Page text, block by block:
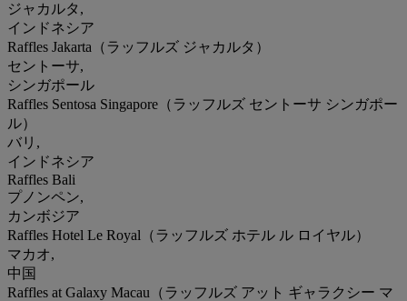
ジャカルタ,
インドネシア
Raffles Jakarta（ラッフルズ ジャカルタ）
セントーサ,
シンガポール
Raffles Sentosa Singapore（ラッフルズ セントーサ シンガポー
ル）
バリ,
インドネシア
Raffles Bali
プノンペン,
カンボジア
Raffles Hotel Le Royal（ラッフルズ ホテル ル ロイヤル）
マカオ,
中国
Raffles at Galaxy Macau（ラッフルズ アット ギャラクシー マ